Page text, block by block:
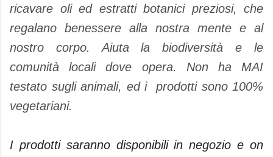
ricavare oli ed estratti botanici preziosi, che
regalano benessere alla nostra mente e al
nostro corpo. Aiuta la biodiversità e le
comunità locali dove opera. Non ha MAI
testato sugli animali, ed i prodotti sono 100%
vegetariani.
I prodotti saranno disponibili in negozio e on